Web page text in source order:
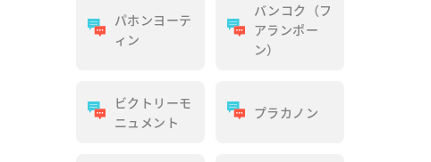
パホンヨーテ
ィン
バンコク（フ
アランポー
ン）
ビクトリーモ
ニュメント
プラカノン